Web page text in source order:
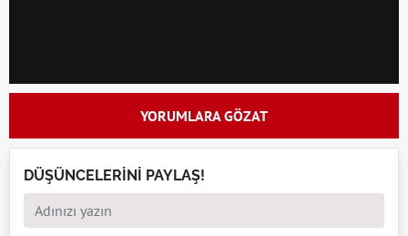
YORUMLARA GÖZAT
DÜŞÜNCELERİNİ PAYLAŞ!